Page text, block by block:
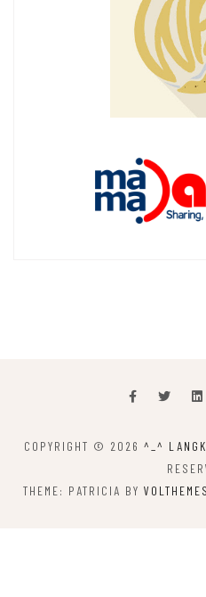
COPYRIGHT © 2026 ^_^
THEME: PATRICIA BY VOLTHEMES